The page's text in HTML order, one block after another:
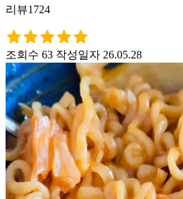
리뷰1724
조회수 63 작성일자 26.05.28